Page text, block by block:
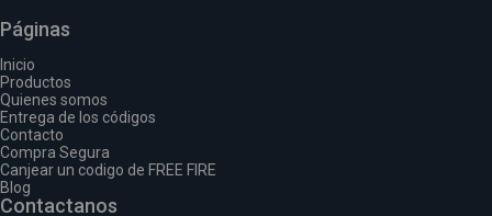
Páginas
Inicio
Productos
Quienes somos
Entrega de los códigos
Contacto
Compra Segura
Canjear un codigo de FREE FIRE
Blog
Contactanos